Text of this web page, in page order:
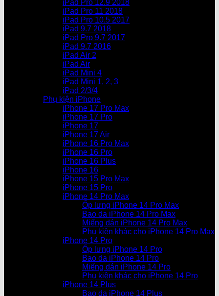
iPad Pro 12.9 2018
iPad Pro 11 2018
iPad Pro 10.5 2017
iPad 9.7 2018
iPad Pro 9.7 2017
iPad 9.7 2016
iPad Air 2
iPad Air
iPad Mini 4
iPad Mini 1, 2, 3
iPad 2/3/4
Phụ kiện iPhone
iPhone 17 Pro Max
iPhone 17 Pro
iPhone 17
iPhone 17 Air
iPhone 16 Pro Max
iPhone 16 Pro
iPhone 16 Plus
iPhone 16
iPhone 15 Pro Max
iPhone 15 Pro
iPhone 14 Pro Max
Ốp lưng iPhone 14 Pro Max
Bao da iPhone 14 Pro Max
Miếng dán iPhone 14 Pro Max
Phụ kiện khác cho iPhone 14 Pro Max
iPhone 14 Pro
Ốp lưng iPhone 14 Pro
Bao da iPhone 14 Pro
Miếng dán iPhone 14 Pro
Phụ kiện khác cho iPhone 14 Pro
iPhone 14 Plus
Bao da iPhone 14 Plus